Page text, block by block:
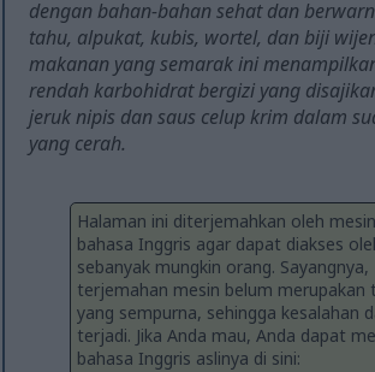
dengan bahan-bahan sehat dan
tahu, alpukat, kubis, wortel, dan biji
makanan yang semarak ini
rendah karbohidrat bergizi yang
jeruk nipis dan saus celup krim dalam
yang cerah.
Halaman ini diterjemahkan oleh
bahasa Inggris agar dapat diakses
sebanyak mungkin orang. Sayangnya,
terjemahan mesin belum merupakan
yang sempurna, sehingga kesalahan
terjadi. Jika Anda mau, Anda dapat
bahasa Inggris aslinya di sini: